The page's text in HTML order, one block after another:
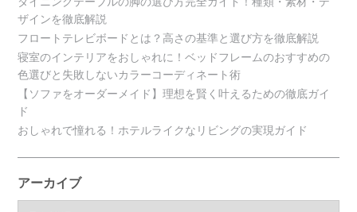
ザインを徹底解説
フロートテレビボードとは？高さの基準と選び方を徹底解説
寝室のインテリアをおしゃれに！ベッドフレームのおすすめの
色選びと失敗しないカラーコーディネート術
【ソファをオーダーメイド】理想を賢く叶えるための徹底ガイ
ド
おしゃれで憧れる！ホテルライクなリビングの実現ガイド
アーカイブ